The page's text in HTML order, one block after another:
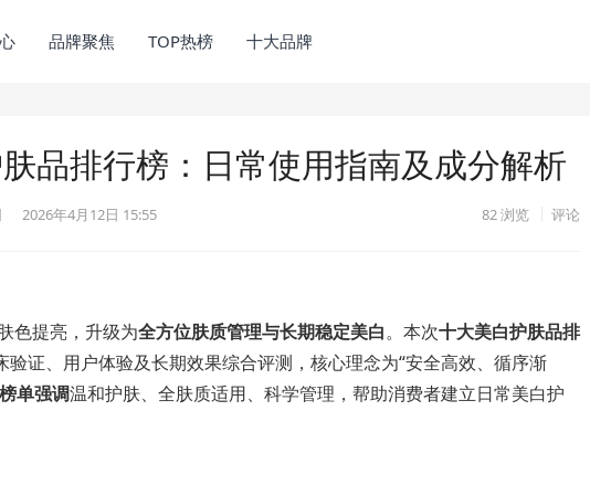
品牌聚焦 TOP热榜 十大品牌
品排行榜：日常使用指南及成分解析
2026年4月12日 15:55 82浏览 评论
色提亮，升级为全方位肤质管理与长期稳定美白。本次十大美白护肤品排
验证、用户体验及长期效果综合评测，核心理念为“安全高效、循序渐
单强调温和护肤、全肤质适用、科学管理，帮助消费者建立日常美白护